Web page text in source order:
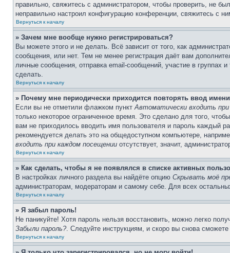
правильно, свяжитесь с администратором, чтобы проверить, не
неправильно настроил конфигурацию конференции, свяжитесь с
Вернуться к началу
» Зачем мне вообще нужно регистрироваться?
Вы можете этого и не делать. Всё зависит от того, как
сообщения, или нет. Тем не менее регистрация даёт вам
личные сообщения, отправка email-сообщений, участие в группах
сделать.
Вернуться к началу
» Почему мне периодически приходится повторять ввод
Если вы не отметили флажком пунктАвтоматически входить
только некоторое ограниченное время. Это сделано для того,
вам не приходилось вводить имя пользователя и пароль каждый
рекомендуется делать это на общедоступном компьютере,
входить при каждом посещении отсутствует, значит,
Вернуться к началу
» Как сделать, чтобы я не появлялся в списке активных
В настройках личного раздела вы найдёте опцию Скрывать моё
администраторам, модераторам и самому себе. Для всех
Вернуться к началу
» Я забыл пароль!
Не паникуйте! Хотя пароль нельзя восстановить, можно легко
Забыли пароль?. Следуйте инструкциям, и скоро вы снова
Вернуться к началу